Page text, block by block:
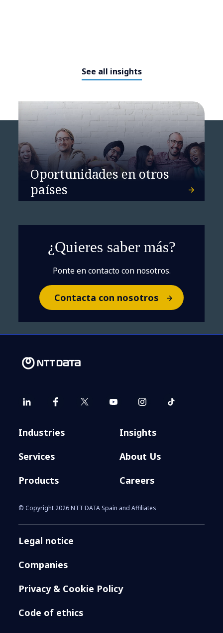
Human Orchestrated Technology
o cómo saber dirigir la
autonomía
See all insights
Oportunidades en otros
países
¿Quieres saber más?
Ponte en contacto con nosotros.
Contacta con nosotros
Industries
Services
Products
Insights
About Us
Careers
© Copyright 2026 NTT DATA Spain and Affiliates
Legal notice
Companies
Privacy & Cookie Policy
Code of ethics